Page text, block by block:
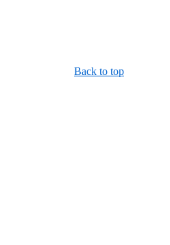
Back to top